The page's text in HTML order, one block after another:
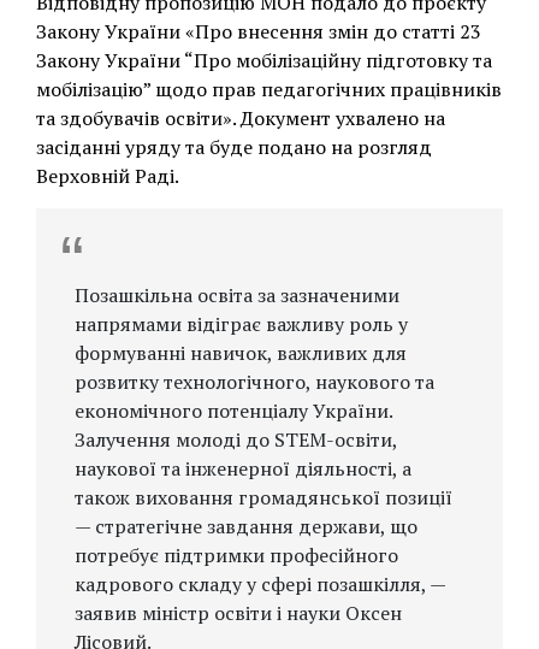
Закону України «Про внесення змін до статті 23
Закону України “Про мобілізаційну підготовку та
мобілізацію” щодо прав педагогічних працівників
та здобувачів освіти». Документ ухвалено на
засіданні уряду та буде подано на розгляд
Верховній Раді.
Позашкільна освіта за зазначеними
напрямами відіграє важливу роль у
формуванні навичок, важливих для
розвитку технологічного, наукового та
економічного потенціалу України.
Залучення молоді до STEM-освіти,
наукової та інженерної діяльності, а
також виховання громадянської позиції
— стратегічне завдання держави, що
потребує підтримки професійного
кадрового складу у сфері позашкілля, —
заявив міністр освіти і науки Оксен
Лісовий.